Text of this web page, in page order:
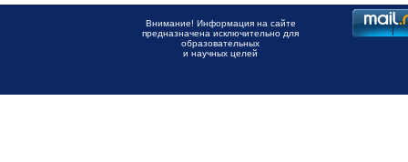
Внимание! Информация на сайте
предназначена исключительно для
образовательных
и научных целей